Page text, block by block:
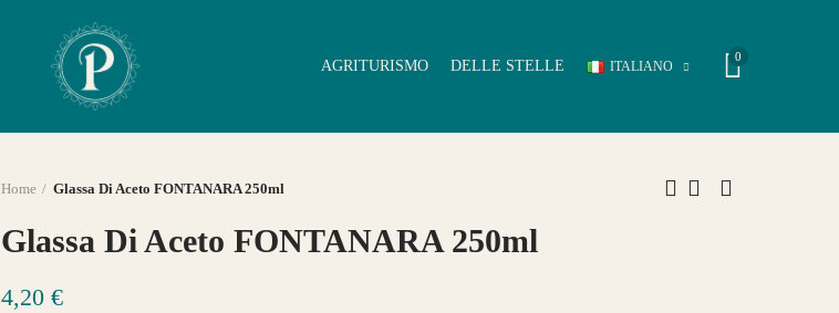
AGRITURISMO DELLE STELLE ITALIANO
0
Home Glassa Di Aceto FONTANARA 250ml
Glassa Di Aceto FONTANARA 250ml
4,20 €